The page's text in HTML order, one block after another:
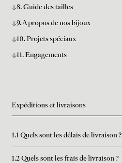
8. Guide des tailles
9. A propos de nos bijoux
10. Projets spéciaux
11. Engagements
Expéditions et livraisons
1.1 Quels sont les délais de livraison ?
1.2 Quels sont les frais de livraison ?